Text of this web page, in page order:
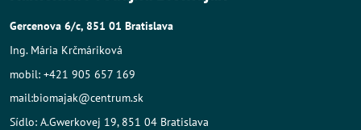
Gercenova 6/c, 851 01 Bratislava
Ing. Mária Krčmáriková
mobil: +421 905 657 169
mail:biomajak@centrum.sk
Sídlo: A.Gwerkovej 19, 851 04 Bratislava